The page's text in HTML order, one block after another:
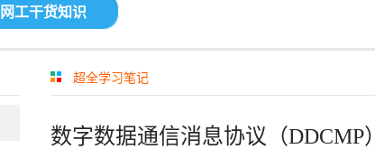
网工干货知识
超全学习笔记
数字数据通信消息协议（DDCMP）